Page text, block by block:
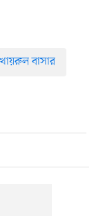
খায়রুল বাসার